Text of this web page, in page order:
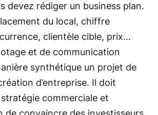
devez rédiger un business plan.
du local, chiffre
clientèle cible, prix…
et de communication
synthétique un projet de
d’entreprise. Il doit
commerciale et